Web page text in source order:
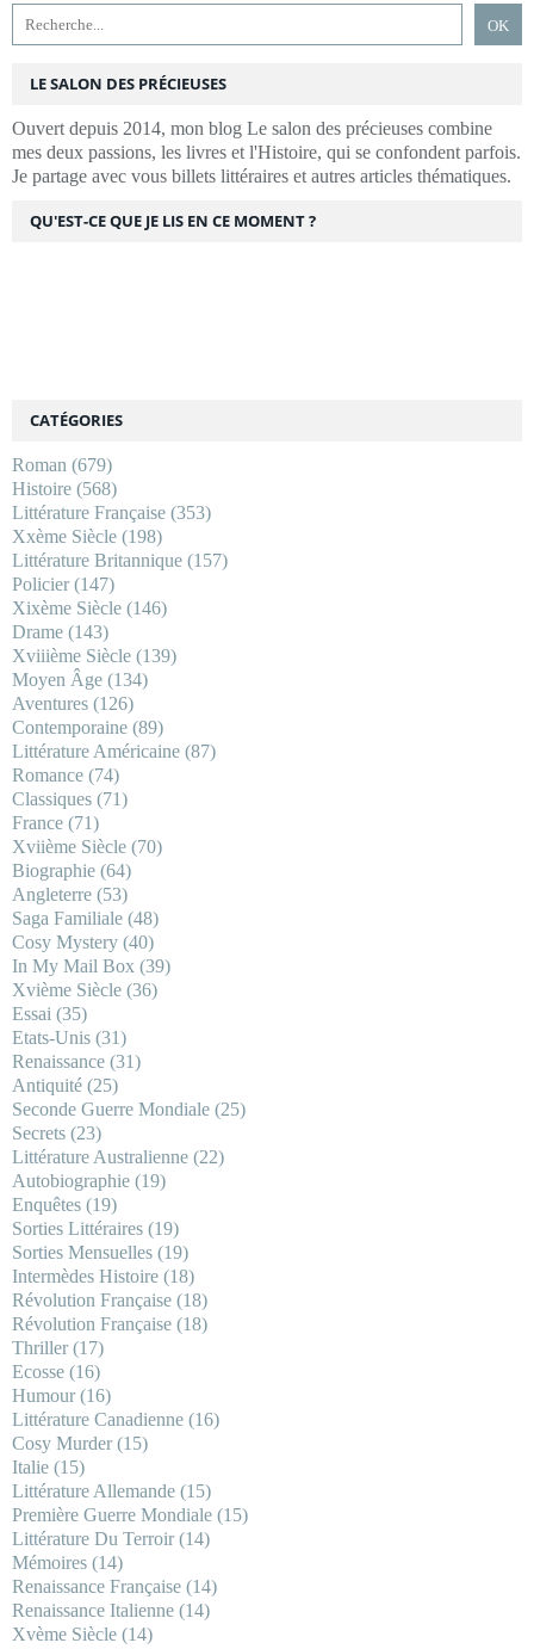
LE SALON DES PRÉCIEUSES
Ouvert depuis 2014, mon blog Le salon des précieuses combine
mes deux passions, les livres et l'Histoire, qui se confondent parfois.
Je partage avec vous billets littéraires et autres articles thématiques.
CATÉGORIES
Roman (679)
Histoire (568)
Littérature Française (353)
Xxème Siècle (198)
Littérature Britannique (157)
Policier(147)
Xixème Siècle (146)
Drame (143)
Xviiième Siècle (139)
Moyen Âge (134)
Aventures (126)
Contemporaine (89)
Littérature Américaine (87)
Romance (74)
Classiques (71)
France (71)
Xviième Siècle (70)
Biographie (64)
Angleterre (53)
Saga Familiale (48)
Cosy Mystery (40)
In My Mail Box (39)
Xvième Siècle (36)
Essai (35)
Etats-Unis (31)
Renaissance (31)
Antiquité (25)
Seconde Guerre Mondiale (25)
Secrets (23)
Littérature Australienne (22)
Autobiographie (19)
Enquêtes (19)
Sorties Littéraires (19)
Sorties Mensuelles (19)
Intermèdes Histoire (18)
Révolution Française (18)
Révolution Française (18)
Thriller(17)
Ecosse (16)
Humour(16)
Littérature Canadienne (16)
Cosy Murder(15)
Italie (15)
Littérature Allemande (15)
Première Guerre Mondiale (15)
Littérature Du Terroir(14)
Mémoires (14)
Renaissance Française (14)
Renaissance Italienne (14)
Xvème Siècle (14)
QU'EST-CE QUE JE LIS EN CE MOMENT ?